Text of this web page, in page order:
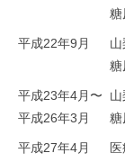
糖
平成22年9月
平成23年4月〜
平成26年3月
平成27年4月